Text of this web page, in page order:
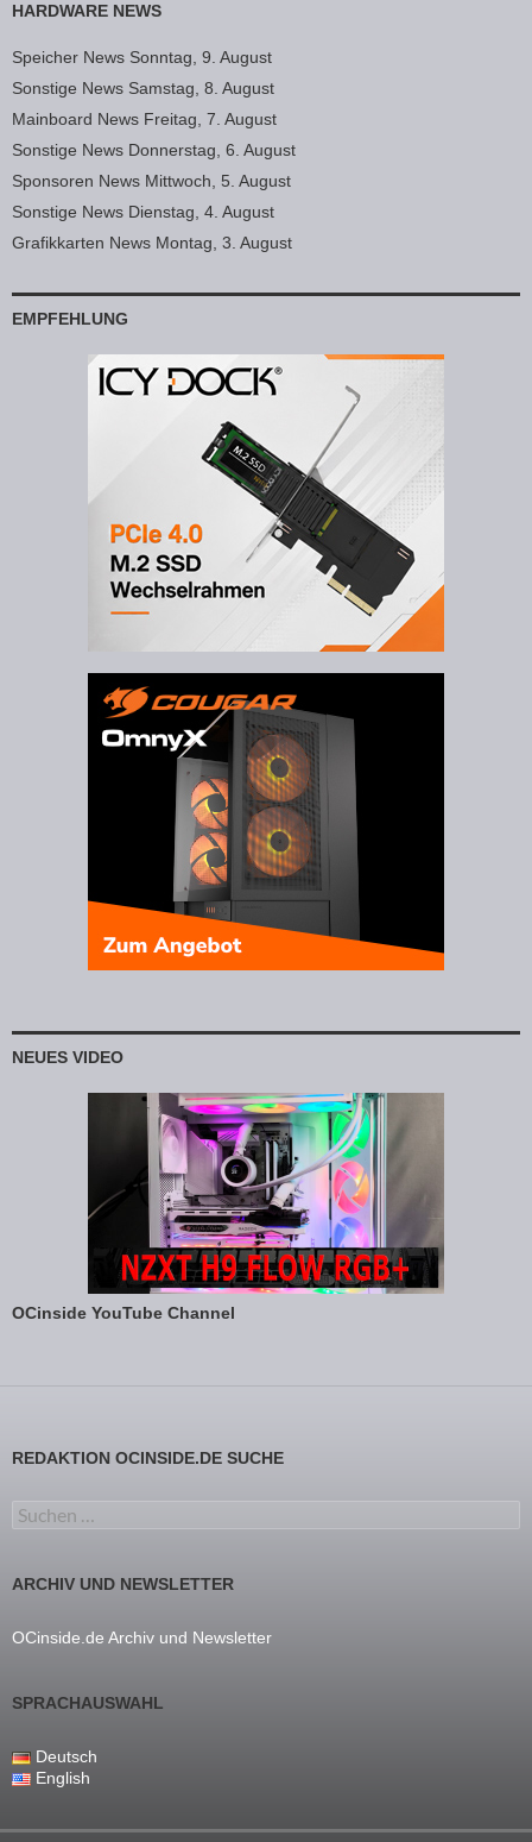
HARDWARE NEWS
Speicher News Sonntag, 9. August
Sonstige News Samstag, 8. August
Mainboard News Freitag, 7. August
Sonstige News Donnerstag, 6. August
Sponsoren News Mittwoch, 5. August
Sonstige News Dienstag, 4. August
Grafikkarten News Montag, 3. August
EMPFEHLUNG
NEUES VIDEO
OCinside YouTube Channel
REDAKTION OCINSIDE.DE SUCHE
Suchen nach:
ARCHIV UND NEWSLETTER
OCinside.de Archiv und Newsletter
SPRACHAUSWAHL
Deutsch
English